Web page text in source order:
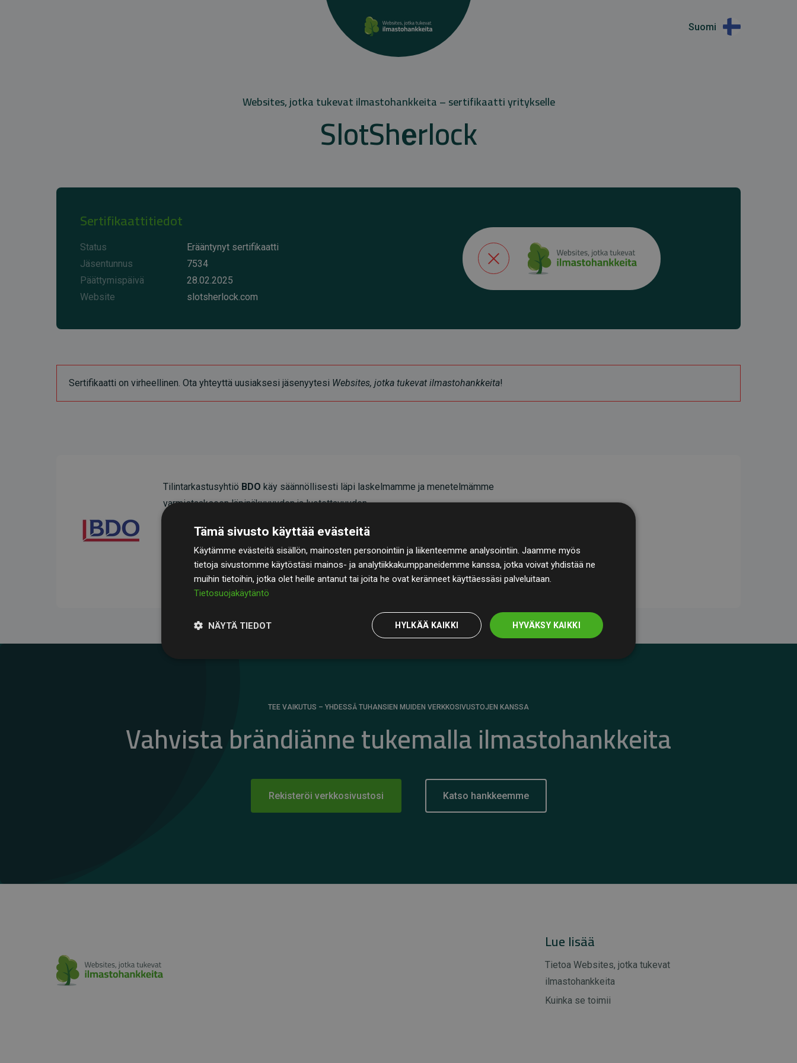
Suomi
Websites, jotka tukevat ilmastohankkeita – sertifikaatti yritykselle
SlotShеrlock
Sertifikaattitiedot
Status
Erääntynyt sertifikaatti
Jäsentunnus
7534
Päättymispäivä
28.02.2025
Website
slotsherlock.com
Sertifikaatti on virheellinen. Ota yhteyttä uusiaksesi jäsenyytesi Websites, jotka tukevat ilmastohankkeita!
Tilintarkastusyhtiö BDO käy säännöllisesti läpi laskelmamme ja menetelmämme
varmistaakseen läpinäkyvyyden ja luotettavuuden.
Heidän tarkastuksensa osoittavat, että investoinnit ilmastohankkeisiin
jäsenverkkosivustoilla – selkeä todiste toimintatapamme todellisesta
vaikutuksesta.
TEE VAIKUTUS – YHDESSÄ TUHANSIEN MUIDEN VERKKOSIVUSTOJEN KANSSA
Vahvista brändiänne tukemalla ilmastohankkeita
Rekisteröi verkkosivustosi Katso hankkeemme
Lue lisää
Tietoa Websites, jotka tukevat
ilmastohankkeita
Kuinka se toimii
Tämä sivusto käyttää evästeitä
Käytämme evästeitä sisällön, mainosten personointiin ja liikenteemme analysointiin. Jaamme myös
tietoja sivustomme käytöstäsi mainos- ja analytiikkakumppaneidemme kanssa, jotka voivat yhdistää ne
muihin tietoihin, jotka olet heille antanut tai joita he ovat keränneet käyttäessäsi palveluitaan.
Tietosuojakäytäntö
HYVÄKSY KAIKKI
HYLKÄÄ KAIKKI
NÄYTÄ TIEDOT